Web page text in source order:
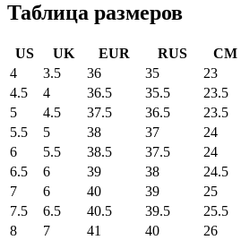
Таблица размеров
US UK EUR RUS
CM
4
3.5 36 35
23
4.5
4 36.5 35.5
23.5
5
4.5 37.5 36.5
23.5
5.5
5 38 37
24
6
5.5 38.5 37.5
24
6.5
6 39 38
24.5
7
6 40 39
25
7.5
6.5 40.5 39.5
25.5
8
7 41 40
26